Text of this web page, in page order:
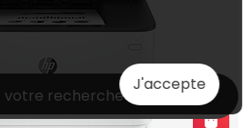
votre recherche
J'accepte